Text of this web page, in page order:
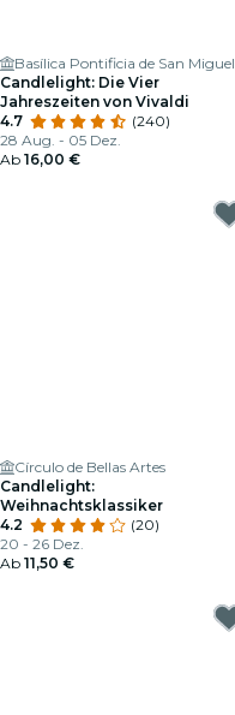
Basílica Pontificia de San Miguel
Candlelight: Die Vier
Jahreszeiten von Vivaldi
4.7
(240)
28 Aug. - 05 Dez.
Ab 16,00 €
Círculo de Bellas Artes
Candlelight:
Weihnachtsklassiker
4.2
(20)
20 - 26 Dez.
Ab 11,50 €